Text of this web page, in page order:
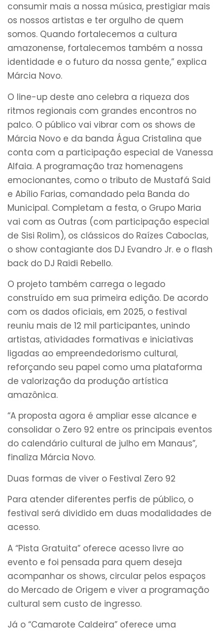
consumir mais a nossa música, prestigiar mais
os nossos artistas e ter orgulho de quem
somos. Quando fortalecemos a cultura
amazonense, fortalecemos também a nossa
identidade e o futuro da nossa gente,” explica
Márcia Novo.
O line-up deste ano celebra a riqueza dos
ritmos regionais com grandes encontros no
palco. O público vai vibrar com os shows de
Márcia Novo e da banda Água Cristalina que
conta com a participação especial de Vanessa
Alfaia. A programação traz homenagens
emocionantes, como o tributo de Mustafá Said
e Abílio Farias, comandado pela Banda do
Municipal. Completam a festa, o Grupo Maria
vai com as Outras (com participação especial
de Sisi Rolim), os clássicos do Raízes Caboclas,
o show contagiante dos DJ Evandro Jr. e o flash
back do DJ Raidi Rebello.
O projeto também carrega o legado
construído em sua primeira edição. De acordo
com os dados oficiais, em 2025, o festival
reuniu mais de 12 mil participantes, unindo
artistas, atividades formativas e iniciativas
ligadas ao empreendedorismo cultural,
reforçando seu papel como uma plataforma
de valorização da produção artística
amazônica.
“A proposta agora é ampliar esse alcance e
consolidar o Zero 92 entre os principais eventos
do calendário cultural de julho em Manaus”,
finaliza Márcia Novo.
Duas formas de viver o Festival Zero 92
Para atender diferentes perfis de público, o
festival será dividido em duas modalidades de
acesso.
A “Pista Gratuita” oferece acesso livre ao
evento e foi pensada para quem deseja
acompanhar os shows, circular pelos espaços
do Mercado de Origem e viver a programação
cultural sem custo de ingresso.
Já o “Camarote Caldeira” oferece uma